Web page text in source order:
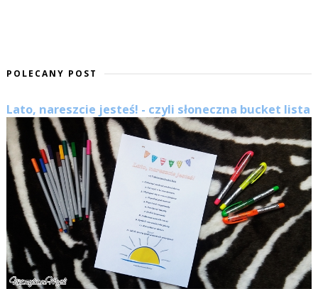
POLECANY POST
Lato, nareszcie jesteś! - czyli słoneczna bucket lista